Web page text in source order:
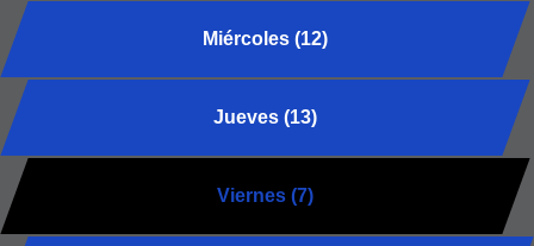
Miércoles (12)
Jueves (13)
Viernes (7)